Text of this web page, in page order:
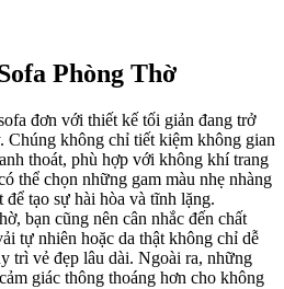
Phòng Thờ
đơn với thiết kế tối giản đang trở
Chúng không chỉ tiết kiệm không gian
thoát, phù hợp với không khí trang
thể chọn những gam màu nhẹ nhàng
tạo sự hài hòa và tĩnh lặng.
bạn cũng nên cân nhắc đến chất
tự nhiên hoặc da thật không chỉ dễ
trì vẻ đẹp lâu dài. Ngoài ra, những
giác thông thoáng hơn cho không